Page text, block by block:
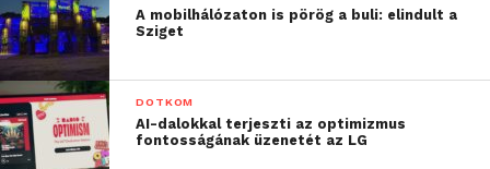
A mobilhálózaton is pörög a buli: elindult a
Sziget
DOTKOM
AI-dalokkal terjeszti az optimizmus
fontosságának üzenetét az LG